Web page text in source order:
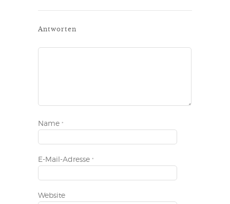
Antworten
Name *
E-Mail-Adresse *
Website